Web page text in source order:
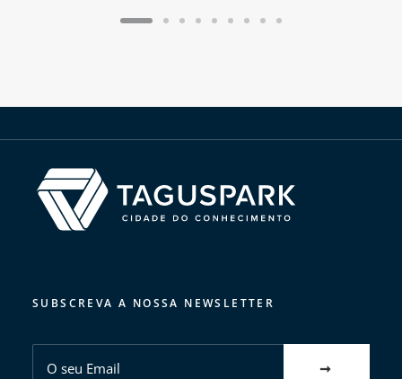
SUBSCREVA A NOSSA NEWSLETTER